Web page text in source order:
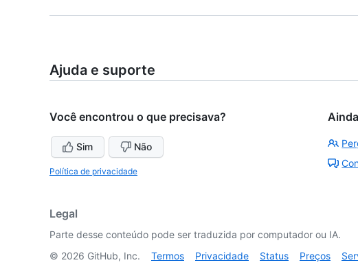
Ajuda e suporte
Você encontrou o que precisava?
Sim Não
Política de privacidade
Legal
Parte desse conteúdo pode ser traduzida por computador ou IA.
© 2026 GitHub, Inc. Termos Privacidade Status Preços